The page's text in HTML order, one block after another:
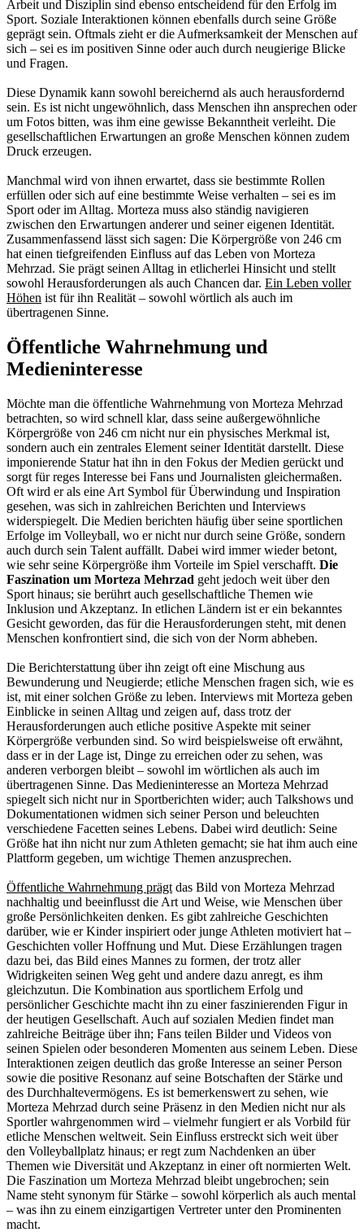
Arbeit und Disziplin sind ebenso entscheidend für den Erfolg im
Sport. Soziale Interaktionen können ebenfalls durch seine Größe
geprägt sein. Oftmals zieht er die Aufmerksamkeit der Menschen auf
sich – sei es im positiven Sinne oder auch durch neugierige Blicke
und Fragen.
Diese Dynamik kann sowohl bereichernd als auch herausfordernd
sein. Es ist nicht ungewöhnlich, dass Menschen ihn ansprechen oder
um Fotos bitten, was ihm eine gewisse Bekanntheit verleiht. Die
gesellschaftlichen Erwartungen an große Menschen können zudem
Druck erzeugen.
Manchmal wird von ihnen erwartet, dass sie bestimmte Rollen
erfüllen oder sich auf eine bestimmte Weise verhalten – sei es im
Sport oder im Alltag. Morteza muss also ständig navigieren
zwischen den Erwartungen anderer und seiner eigenen Identität.
Zusammenfassend lässt sich sagen: Die Körpergröße von 246 cm
hat einen tiefgreifenden Einfluss auf das Leben von Morteza
Mehrzad. Sie prägt seinen Alltag in etlicherlei Hinsicht und stellt
sowohl Herausforderungen als auch Chancen dar. Ein Leben voller
Höhen ist für ihn Realität – sowohl wörtlich als auch im
übertragenen Sinne.
Öffentliche Wahrnehmung und
Medieninteresse
Möchte man die öffentliche Wahrnehmung von Morteza Mehrzad
betrachten, so wird schnell klar, dass seine außergewöhnliche
Körpergröße von 246 cm nicht nur ein physisches Merkmal ist,
sondern auch ein zentrales Element seiner Identität darstellt. Diese
imponierende Statur hat ihn in den Fokus der Medien gerückt und
sorgt für reges Interesse bei Fans und Journalisten gleichermaßen.
Oft wird er als eine Art Symbol für Überwindung und Inspiration
gesehen, was sich in zahlreichen Berichten und Interviews
widerspiegelt. Die Medien berichten häufig über seine sportlichen
Erfolge im Volleyball, wo er nicht nur durch seine Größe, sondern
auch durch sein Talent auffällt. Dabei wird immer wieder betont,
wie sehr seine Körpergröße ihm Vorteile im Spiel verschafft. Die
Faszination um Morteza Mehrzad geht jedoch weit über den
Sport hinaus; sie berührt auch gesellschaftliche Themen wie
Inklusion und Akzeptanz. In etlichen Ländern ist er ein bekanntes
Gesicht geworden, das für die Herausforderungen steht, mit denen
Menschen konfrontiert sind, die sich von der Norm abheben.
Die Berichterstattung über ihn zeigt oft eine Mischung aus
Bewunderung und Neugierde; etliche Menschen fragen sich, wie es
ist, mit einer solchen Größe zu leben. Interviews mit Morteza geben
Einblicke in seinen Alltag und zeigen auf, dass trotz der
Herausforderungen auch etliche positive Aspekte mit seiner
Körpergröße verbunden sind. So wird beispielsweise oft erwähnt,
dass er in der Lage ist, Dinge zu erreichen oder zu sehen, was
anderen verborgen bleibt – sowohl im wörtlichen als auch im
übertragenen Sinne. Das Medieninteresse an Morteza Mehrzad
spiegelt sich nicht nur in Sportberichten wider; auch Talkshows und
Dokumentationen widmen sich seiner Person und beleuchten
verschiedene Facetten seines Lebens. Dabei wird deutlich: Seine
Größe hat ihn nicht nur zum Athleten gemacht; sie hat ihm auch eine
Plattform gegeben, um wichtige Themen anzusprechen.
Öffentliche Wahrnehmung prägt das Bild von Morteza Mehrzad
nachhaltig und beeinflusst die Art und Weise, wie Menschen über
große Persönlichkeiten denken. Es gibt zahlreiche Geschichten
darüber, wie er Kinder inspiriert oder junge Athleten motiviert hat –
Geschichten voller Hoffnung und Mut. Diese Erzählungen tragen
dazu bei, das Bild eines Mannes zu formen, der trotz aller
Widrigkeiten seinen Weg geht und andere dazu anregt, es ihm
gleichzutun. Die Kombination aus sportlichem Erfolg und
persönlicher Geschichte macht ihn zu einer faszinierenden Figur in
der heutigen Gesellschaft. Auch auf sozialen Medien findet man
zahlreiche Beiträge über ihn; Fans teilen Bilder und Videos von
seinen Spielen oder besonderen Momenten aus seinem Leben. Diese
Interaktionen zeigen deutlich das große Interesse an seiner Person
sowie die positive Resonanz auf seine Botschaften der Stärke und
des Durchhaltevermögens. Es ist bemerkenswert zu sehen, wie
Morteza Mehrzad durch seine Präsenz in den Medien nicht nur als
Sportler wahrgenommen wird – vielmehr fungiert er als Vorbild für
etliche Menschen weltweit. Sein Einfluss erstreckt sich weit über
den Volleyballplatz hinaus; er regt zum Nachdenken an über
Themen wie Diversität und Akzeptanz in einer oft normierten Welt.
Die Faszination um Morteza Mehrzad bleibt ungebrochen; sein
Name steht synonym für Stärke – sowohl körperlich als auch mental
– was ihn zu einem einzigartigen Vertreter unter den Prominenten
macht.